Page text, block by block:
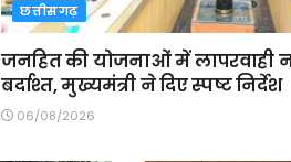
छत्तीसगढ़
जनहित की योजनाओं में लापरवाही
बर्दाश्त, मुख्यमंत्री ने दिए स्पष्ट निर्देश
06/08/2026